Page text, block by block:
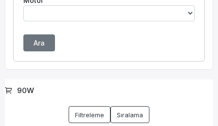
Ara
90W
Filtreleme Sıralama